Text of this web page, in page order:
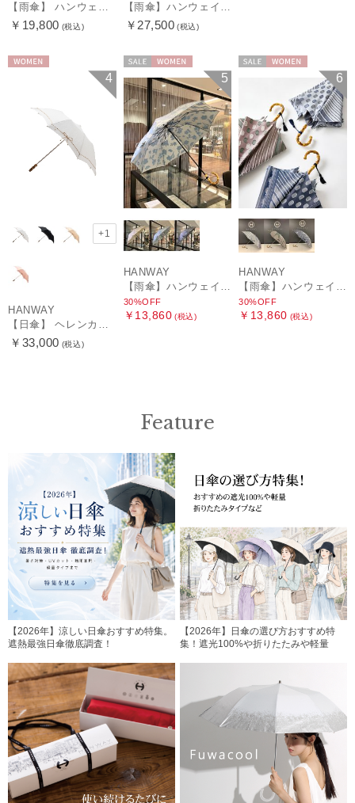
【雨傘】 ハンウェイ （HANWAY） Couturier クチュリエ 長傘 日本製
￥19,800 (税込)
【雨傘】ハンウェイ （HANWAY ）真田耳（サナダミミ）長傘 日本製 カーボン骨
￥27,500 (税込)
4
+1
HANWAY
￥33,000 (税込)
5
HANWAY
【雨傘】ハンウェイ (HANWAY) Lily CJ（リリー・シー・ジェー） 日本製 親骨：51～55cm
30%OFF
￥13,860 (税込)
6
HANWAY
【雨傘】ハンウェイ (HANWAY) Pカットジャカード Dot & Stripe mix CJ ドット・アンド・ストライプ・シー・ジェー ショート長傘 日本製
30%OFF
￥13,860 (税込)
Feature
【2026年】涼しい日傘おすすめ特集。
遮熱最強日傘徹底調査！
【2026年】日傘の選び方おすすめ特
集！遮光100%や折りたたみや軽量